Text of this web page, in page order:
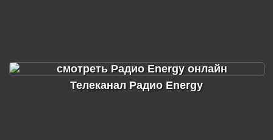
Телеканал Радио Energy